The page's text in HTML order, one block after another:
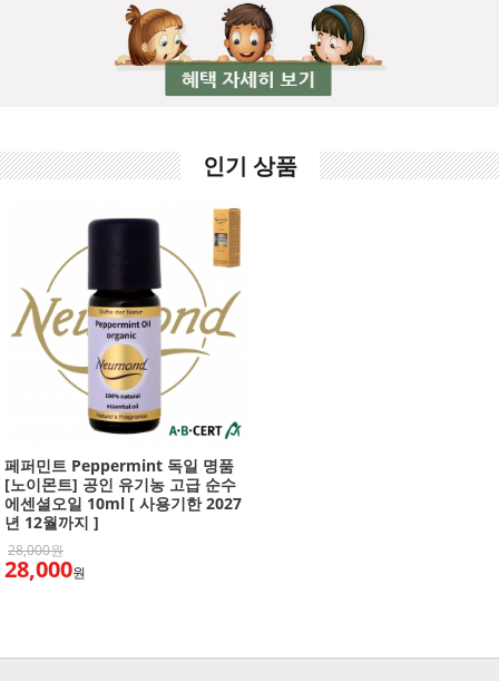
인기 상품
페퍼민트 Peppermint 독일 명품
[노이몬트] 공인 유기농 고급 순수
에센셜오일 10ml [ 사용기한 2027
년 12월까지 ]
28,000원
28,000원